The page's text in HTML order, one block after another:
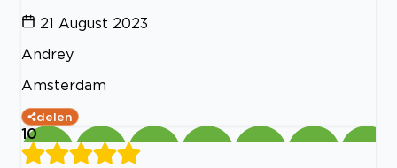
21 August 2023
Andrey
Amsterdam
delen
10